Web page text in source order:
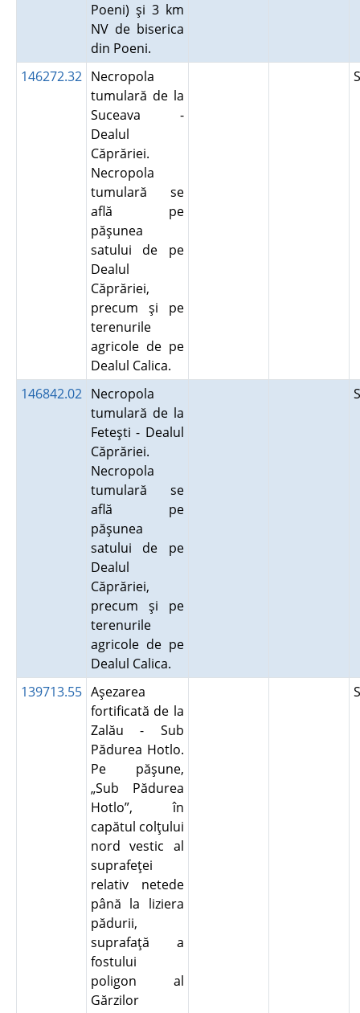
Poeni) şi 3 km
NV de biserica
din Poeni.
146272.32 Necropola
tumulară de la
Suceava -
Dealul
Căprăriei.
Necropola
tumulară se
află pe
păşunea
satului de pe
Dealul
Căprăriei,
precum şi pe
terenurile
agricole de pe
Dealul Calica.
146842.02 Necropola
tumulară de la
Feteşti - Dealul
Căprăriei.
Necropola
tumulară se
află pe
păşunea
satului de pe
Dealul
Căprăriei,
precum şi pe
terenurile
agricole de pe
Dealul Calica.
139713.55 Aşezarea
fortificată de la
Zalău - Sub
Pădurea Hotlo.
Pe păşune,
„Sub Pădurea
Hotlo”, în
capătul colţului
nord vestic al
suprafeţei
relativ netede
până la liziera
pădurii,
suprafaţă a
fostului
poligon al
Gărzilor